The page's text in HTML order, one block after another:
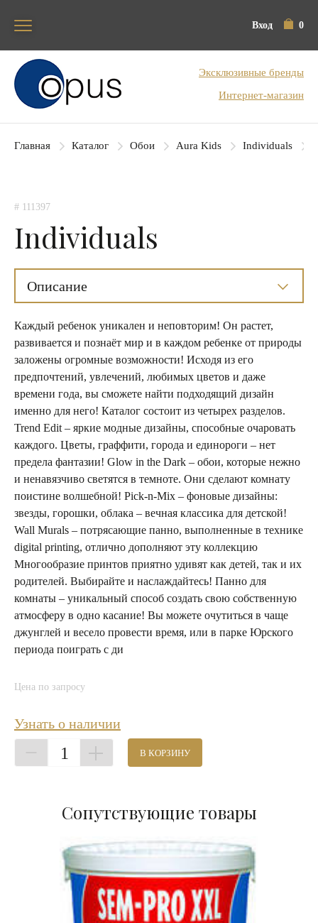
Вход 0
Блок поиска
Эксклюзивные бренды
Интернет-магазин
Главная Каталог Обои Aura Kids Individuals
# 111397
Individuals
Описание
Каждый ребенок уникален и неповторим! Он растет,
развивается и познаёт мир и в каждом ребенке от природы
заложены огромные возможности! Исходя из его
предпочтений, увлечений, любимых цветов и даже
времени года, вы сможете найти подходящий дизайн
именно для него! Каталог состоит из четырех разделов.
Trend Edit – яркие модные дизайны, способные очаровать
каждого. Цветы, граффити, города и единороги – нет
предела фантазии! Glow in the Dark – обои, которые нежно
и ненавязчиво светятся в темноте. Они сделают комнату
поистине волшебной! Pick-n-Mix – фоновые дизайны:
звезды, горошки, облака – вечная классика для детской!
Wall Murals – потрясающие панно, выполненные в технике
digital printing, отлично дополняют эту коллекцию
Многообразие принтов приятно удивят как детей, так и их
родителей. Выбирайте и наслаждайтесь! Панно для
комнаты – уникальный способ создать свою собственную
атмосферу в одно касание! Вы можете очутиться в чаще
джунглей и весело провести время, или в парке Юрского
периода поиграть с ди
Цена по запросу
Узнать о наличии
1 В КОРЗИНУ
Сопутствующие товары